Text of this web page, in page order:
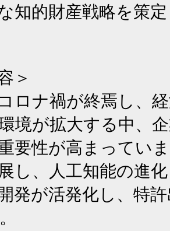
知的財産戦略を策
＞
ロナ禍が終焉し、
境が拡大する中、
要性が高まってい
し、人工知能の進
発が活発化し、特